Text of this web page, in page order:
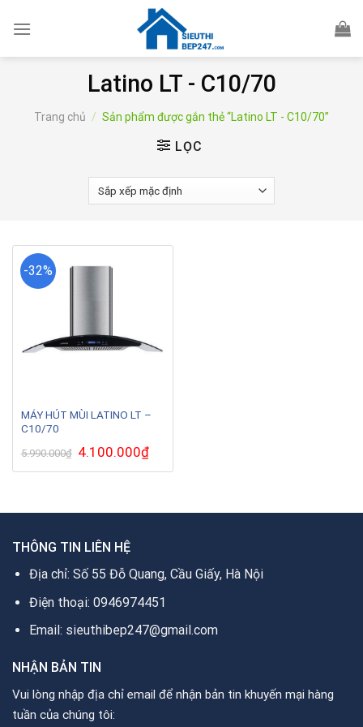
Latino LT - C10/70
Trang chủ / Sản phẩm được gắn thẻ “Latino LT - C10/70”
LỌC
-32%
MÁY HÚT MÙI LATINO LT –
C10/70
5.990.000₫ Giá
gốc
là:
4.100.000₫Giá
hiện
tại
THÔNG TIN LIÊN HỆ
Địa chỉ: Số 55 Đỗ Quang, Cầu Giấy, Hà Nội
Điện thoại: 0946974451
Email: sieuthibep247@gmail.com
NHẬN BẢN TIN
Vui lòng nhập địa chỉ email để nhận bản tin khuyến mại hàng
tuần của chúng tôi: